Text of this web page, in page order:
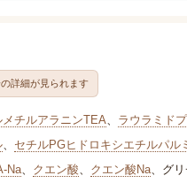
詳細が見られます
メチルアラニンTEA、 ラウラミド
、 セチルPGヒドロキシエチルパル
Na、 クエン酸、 クエン酸Na、 グ